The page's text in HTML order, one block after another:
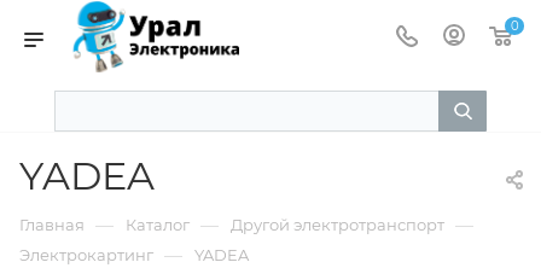
0
YADEA
Главная — Каталог — Другой электротранспорт —
Электрокартинг — YADEA